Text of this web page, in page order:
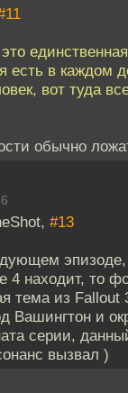
есть в каждом
вот туда
обычно
#13
эпизоде,
4 находит, то
тема из Fallout
Вашингтон и
серии,
вызвал )